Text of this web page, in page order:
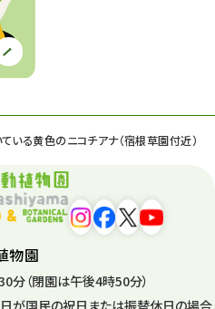
いる黄色のニコチアナ（宿根草園付近）
物園
分（閉園は午後4時50分）
が国民の祝日または振替休日の場合